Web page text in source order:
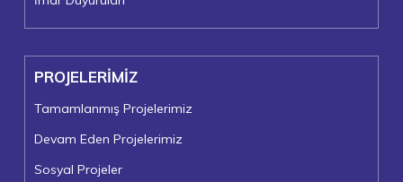
PROJELERİMİZ
Tamamlanmış Projelerimiz
Devam Eden Projelerimiz
Sosyal Projeler